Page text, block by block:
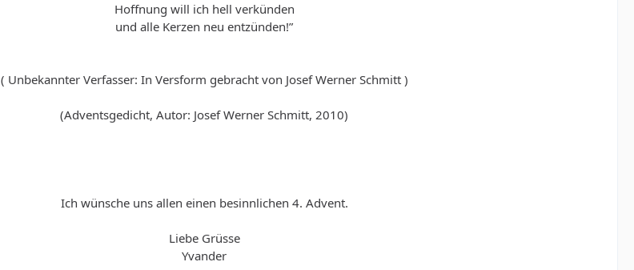
Hoffnung will ich hell verkünden
und alle Kerzen neu entzünden!”
( Unbekannter Verfasser: In Versform gebracht von Josef Werner Schmitt )
(Adventsgedicht, Autor: Josef Werner Schmitt, 2010)
Ich wünsche uns allen einen besinnlichen 4. Advent.
Liebe Grüsse
Yvander